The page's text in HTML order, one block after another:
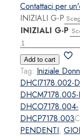
Contattaci per
INIZIALI G-P
INIZIALI G-P
Iniziale
DonnaOro
Diamanti
G-
P
quantità
Add to cart
Tag: Iniziale
DHCI7178.002-
DHCO7178.004-
DHCP7178.003
PENDENTI,